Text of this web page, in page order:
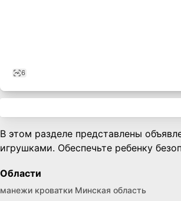
6
В этом разделе представлены
игрушками. Обеспечьте ребенку
Области
манежи кроватки Минская область